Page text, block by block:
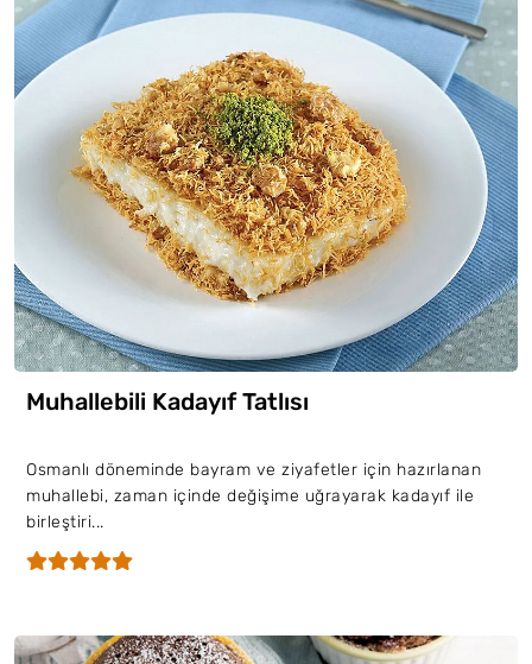
Muhallebili Kadayıf Tatlısı
Osmanlı döneminde bayram ve ziyafetler için hazırlanan
muhallebi, zaman içinde değişime uğrayarak kadayıf ile
birleştiri...